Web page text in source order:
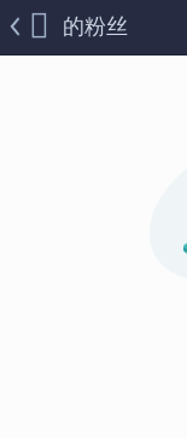
的粉丝